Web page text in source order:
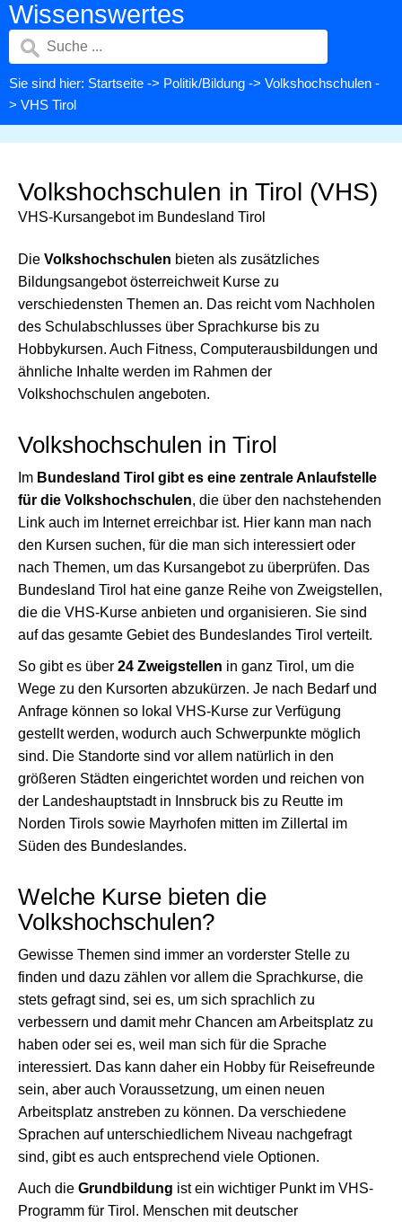
Wissenswertes
Sie sind hier: Startseite -> Politik/Bildung -> Volkshochschulen -
> VHS Tirol
Volkshochschulen in Tirol (VHS)
VHS-Kursangebot im Bundesland Tirol
Die Volkshochschulen bieten als zusätzliches
Bildungsangebot österreichweit Kurse zu
verschiedensten Themen an. Das reicht vom Nachholen
des Schulabschlusses über Sprachkurse bis zu
Hobbykursen. Auch Fitness, Computerausbildungen und
ähnliche Inhalte werden im Rahmen der
Volkshochschulen angeboten.
Volkshochschulen in Tirol
Im Bundesland Tirol gibt es eine zentrale Anlaufstelle
für die Volkshochschulen, die über den nachstehenden
Link auch im Internet erreichbar ist. Hier kann man nach
den Kursen suchen, für die man sich interessiert oder
nach Themen, um das Kursangebot zu überprüfen. Das
Bundesland Tirol hat eine ganze Reihe von Zweigstellen,
die die VHS-Kurse anbieten und organisieren. Sie sind
auf das gesamte Gebiet des Bundeslandes Tirol verteilt.
So gibt es über 24 Zweigstellen in ganz Tirol, um die
Wege zu den Kursorten abzukürzen. Je nach Bedarf und
Anfrage können so lokal VHS-Kurse zur Verfügung
gestellt werden, wodurch auch Schwerpunkte möglich
sind. Die Standorte sind vor allem natürlich in den
größeren Städten eingerichtet worden und reichen von
der Landeshauptstadt in Innsbruck bis zu Reutte im
Norden Tirols sowie Mayrhofen mitten im Zillertal im
Süden des Bundeslandes.
Welche Kurse bieten die
Volkshochschulen?
Gewisse Themen sind immer an vorderster Stelle zu
finden und dazu zählen vor allem die Sprachkurse, die
stets gefragt sind, sei es, um sich sprachlich zu
verbessern und damit mehr Chancen am Arbeitsplatz zu
haben oder sei es, weil man sich für die Sprache
interessiert. Das kann daher ein Hobby für Reisefreunde
sein, aber auch Voraussetzung, um einen neuen
Arbeitsplatz anstreben zu können. Da verschiedene
Sprachen auf unterschiedlichem Niveau nachgefragt
sind, gibt es auch entsprechend viele Optionen.
Auch die Grundbildung ist ein wichtiger Punkt im VHS-
Programm für Tirol. Menschen mit deutscher